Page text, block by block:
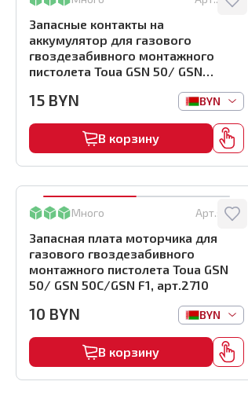
Запасные контакты на
аккумулятор для газового
гвоздезабивного монтажного
пистолета Toua GSN 50/ GSN
15 BYN BYN
В корзину
Много Арт.: 2710
Запасная плата моторчика для
газового гвоздезабивного
монтажного пистолета Toua GSN
50/ GSN 50C/GSN F1, арт.2710
10 BYN BYN
В корзину